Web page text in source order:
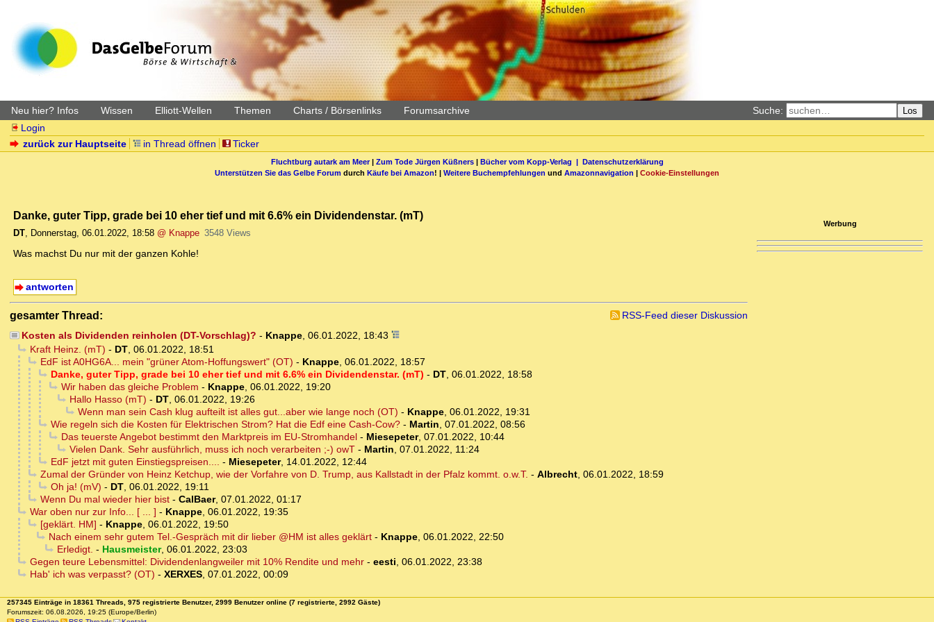
Neu hier? Infos Wissen Elliott-Wellen Themen Charts / Börsenlinks Forumsarchive Suche: Los
Login
zurück zur Hauptseite
in Thread öffnen Ticker
Fluchtburg autark am Meer| Zum Tode Jürgen Küßners| Bücher vom Kopp-Verlag | Datenschutzerklärung
Unterstützen Sie das Gelbe Forum durch Käufe bei Amazon! | Weitere Buchempfehlungen und Amazonnavigation | Cookie-Einstellungen
Danke, guter Tipp, grade bei 10 eher tief und mit 6.6% ein Dividendenstar. (mT)
DT, Donnerstag, 06.01.2022, 18:58 @ Knappe 3548 Views
Was machst Du nur mit der ganzen Kohle!
antworten
gesamter Thread:
RSS-Feed dieser Diskussion
Kosten als Dividenden reinholen (DT-Vorschlag)? - Knappe, 06.01.2022, 18:43
Kraft Heinz. (mT) - DT, 06.01.2022, 18:51
EdF ist A0HG6A... mein "grüner Atom-Hoffungswert" (OT) - Knappe, 06.01.2022, 18:57
Danke, guter Tipp, grade bei 10 eher tief und mit 6.6% ein Dividendenstar. (mT) - DT, 06.01.2022, 18:58
Wir haben das gleiche Problem - Knappe, 06.01.2022, 19:20
Hallo Hasso (mT) - DT, 06.01.2022, 19:26
Wenn man sein Cash klug aufteilt ist alles gut...aber wie lange noch (OT) - Knappe, 06.01.2022, 19:31
Wie regeln sich die Kosten für Elektrischen Strom? Hat die Edf eine Cash-Cow?- Martin, 07.01.2022, 08:56
Das teuerste Angebot bestimmt den Marktpreis im EU-Stromhandel- Miesepeter, 07.01.2022, 10:44
Vielen Dank. Sehr ausführlich, muss ich noch verarbeiten ;-) owT- Martin, 07.01.2022, 11:24
EdF jetzt mit guten Einstiegspreisen.... - Miesepeter, 14.01.2022, 12:44
Zumal der Gründer von Heinz Ketchup, wie der Vorfahre von D. Trump, aus Kallstadt in der Pfalz kommt. o.w.T. - Albrecht, 06.01.2022, 18:59
Oh ja! (mV) - DT, 06.01.2022, 19:11
Wenn Du mal wieder hier bist- CalBaer, 07.01.2022, 01:17
War oben nur zur Info... [ ... ] - Knappe, 06.01.2022, 19:35
[geklärt. HM] - Knappe, 06.01.2022, 19:50
Nach einem sehr gutem Tel.-Gespräch mit dir lieber @HM ist alles geklärt- Knappe, 06.01.2022, 22:50
Erledigt. - Hausmeister, 06.01.2022, 23:03
Gegen teure Lebensmittel: Dividendenlangweiler mit 10% Rendite und mehr- eesti, 06.01.2022, 23:38
Hab' ich was verpasst? (OT) - XERXES, 07.01.2022, 00:09
Werbung
257345 Einträge in 18361 Threads, 975 registrierte Benutzer, 2999 Benutzer online (7 registrierte, 2992 Gäste)
Forumszeit: 06.08.2026, 19:25 (Europe/Berlin)